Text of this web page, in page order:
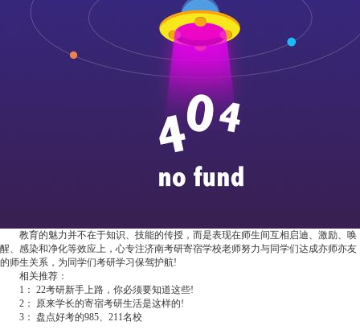
教育的魅力并不在于知识、技能的传授，而是表现在师生间互相启迪、激励、唤
醒、感染和净化等效应上，心专注济南考研寄宿学校老师努力与同学们达成亦师亦友
的师生关系，为同学们考研学习保驾护航!
相关推荐：
1： 22考研新手上路，你必须要知道这些!
2： 原来学长的寄宿考研生活是这样的!
3： 盘点好考的985、211名校